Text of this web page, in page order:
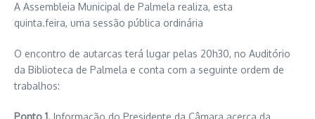
A Assembleia Municipal de Palmela realiza, esta
quinta.feira, uma sessão pública ordinária
O encontro de autarcas terá lugar pelas 20h30, no Auditório
da Biblioteca de Palmela e conta com a seguinte ordem de
trabalhos: